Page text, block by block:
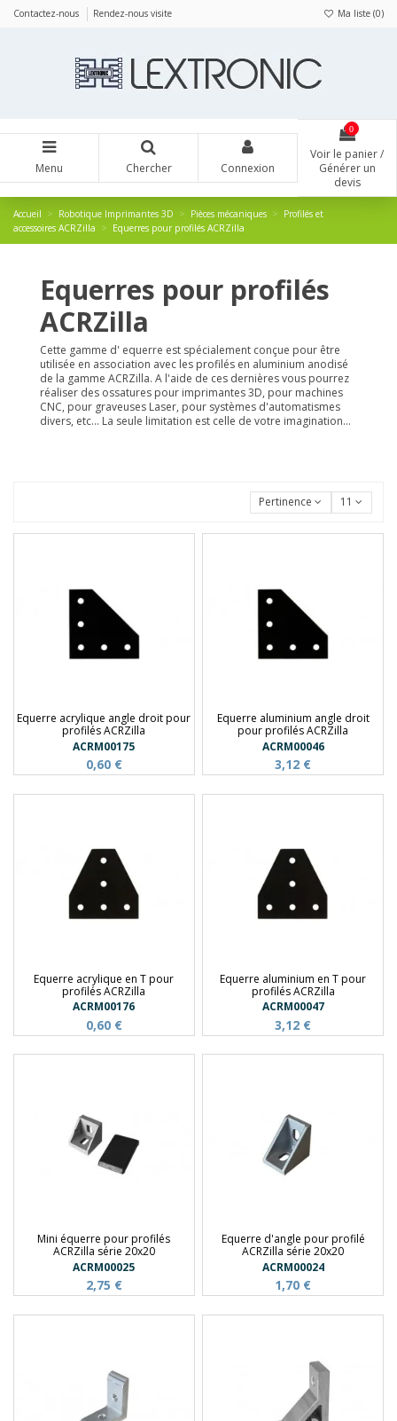
Contactez-nous Rendez-nous visite Ma liste (0)
Menu Chercher Connexion
0
Voir le panier /
Générer un
devis
Accueil Robotique Imprimantes 3D Pièces mécaniques
Profilés et
accessoires ACRZilla
Equerres pour profilés ACRZilla
Equerres pour profilés
ACRZilla
Cette gamme d' equerre est spécialement conçue pour être
utilisée en association avec les profilés en aluminium anodisé
de la gamme ACRZilla. A l'aide de ces dernières vous pourrez
réaliser des ossatures pour imprimantes 3D, pour machines
CNC, pour graveuses Laser, pour systèmes d'automatismes
divers, etc... La seule limitation est celle de votre imagination...
Pertinence 11
Equerre acrylique angle droit pour
profilés ACRZilla
ACRM00175
0,60 €
Equerre aluminium angle droit
pour profilés ACRZilla
ACRM00046
3,12 €
Equerre acrylique en T pour
profilés ACRZilla
ACRM00176
0,60 €
Equerre aluminium en T pour
profilés ACRZilla
ACRM00047
3,12 €
Mini équerre pour profilés
ACRZilla série 20x20
ACRM00025
2,75 €
Equerre d'angle pour profilé
ACRZilla série 20x20
ACRM00024
1,70 €
Panneau de gestion des cookies